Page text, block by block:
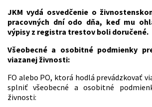
JKM vydá osvedčenie o
pracovných dní odo dňa, keď mu
výpisy z registra trestov boli doručené.
Všeobecné a osobitné podmienky
viazanej živnosti:
FO alebo PO, ktorá hodlá prevádzkovať
splniť všeobecné a osobitné
živnosti: